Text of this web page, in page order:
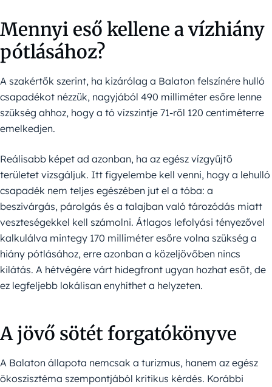
Mennyi eső kellene a vízhiány
pótlásához?
A szakértők szerint, ha kizárólag a Balaton felszínére hulló
csapadékot nézzük, nagyjából 490 milliméter esőre lenne
szükség ahhoz, hogy a tó vízszintje 71-ről 120 centiméterre
emelkedjen.
Reálisabb képet ad azonban, ha az egész vízgyűjtő
területet vizsgáljuk. Itt figyelembe kell venni, hogy a lehulló
csapadék nem teljes egészében jut el a tóba: a
beszivárgás, párolgás és a talajban való tározódás miatt
veszteségekkel kell számolni. Átlagos lefolyási tényezővel
kalkulálva mintegy 170 milliméter esőre volna szükség a
hiány pótlásához, erre azonban a közeljövőben nincs
kilátás. A hétvégére várt hidegfront ugyan hozhat esőt, de
ez legfeljebb lokálisan enyhíthet a helyzeten.
A jövő sötét forgatókönyve
A Balaton állapota nemcsak a turizmus, hanem az egész
ökoszisztéma szempontjából kritikus kérdés. Korábbi